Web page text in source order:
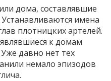
дома, составлявшие
имена
плотницких артелей.
к домам
давно нет тех
немало эпизодов